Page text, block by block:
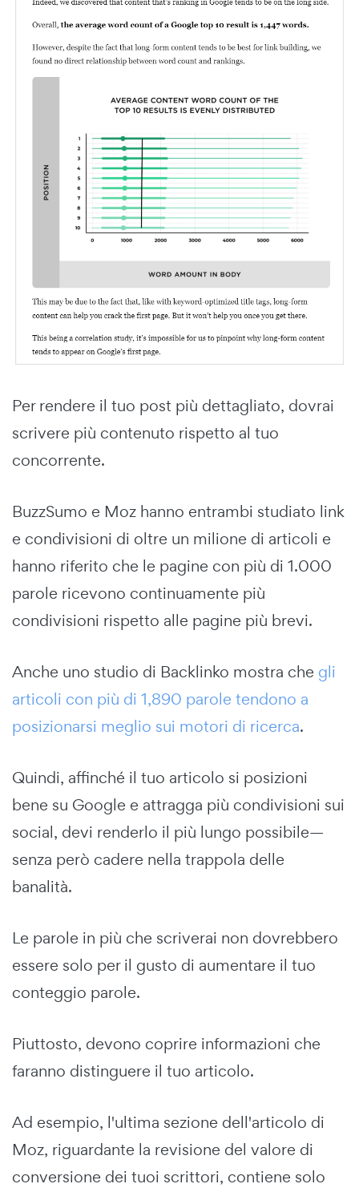
Per rendere il tuo post più dettagliato, dovrai
scrivere più contenuto rispetto al tuo
concorrente.
BuzzSumo e Moz hanno entrambi studiato link
e condivisioni di oltre un milione di articoli e
hanno riferito che le pagine con più di 1.000
parole ricevono continuamente più
condivisioni rispetto alle pagine più brevi.
Anche uno studio di Backlinko mostra che gli
articoli con più di 1,890 parole tendono a
posizionarsi meglio sui motori di ricerca.
Quindi, affinché il tuo articolo si posizioni
bene su Google e attragga più condivisioni sui
social, devi renderlo il più lungo possibile—
senza però cadere nella trappola delle
banalità.
Le parole in più che scriverai non dovrebbero
essere solo per il gusto di aumentare il tuo
conteggio parole.
Piuttosto, devono coprire informazioni che
faranno distinguere il tuo articolo.
Ad esempio, l'ultima sezione dell'articolo di
Moz, riguardante la revisione del valore di
conversione dei tuoi scrittori, contiene solo